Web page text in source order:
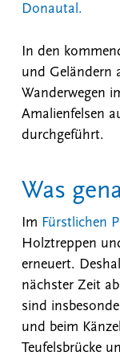
Donautal.
In den
und Geländern
Wanderwegen
Amalienfelsen
durchgeführt.
Was
Im Fürstlichen
Holztreppen
erneuert.
nächster Zeit
sind
und beim
Teufelsbrücke